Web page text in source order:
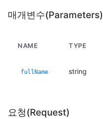
매개변수(Parameters)
NAME TYPE
fullName string
요청(Request)